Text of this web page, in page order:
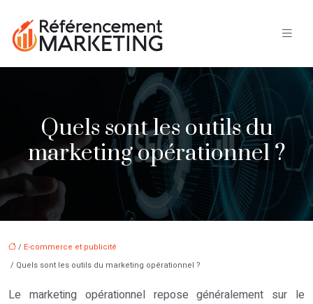
Quels sont les outils du
marketing opérationnel ?
/ E-commerce et publicité
/ Quels sont les outils du marketing opérationnel ?
Le marketing opérationnel repose généralement sur le